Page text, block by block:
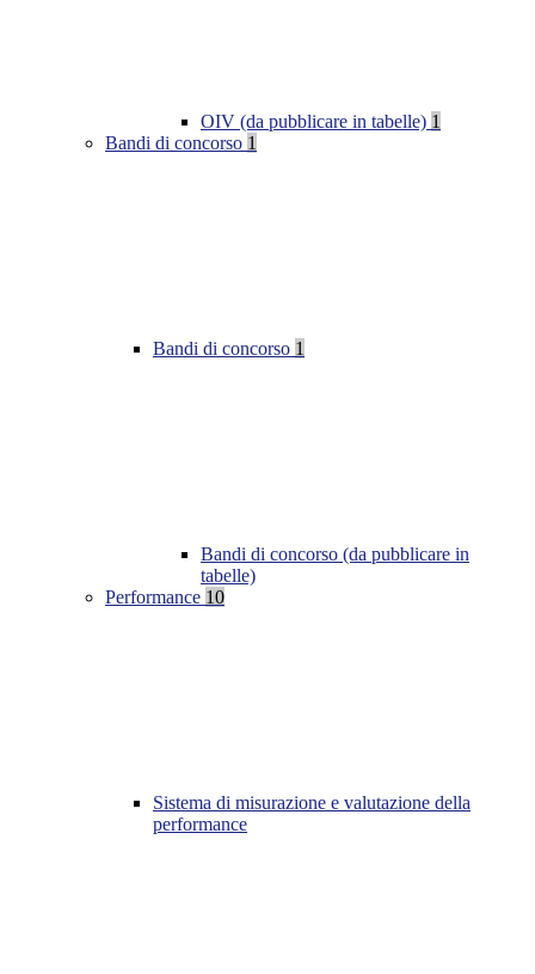
OIV (da pubblicare in tabelle) 1
Bandi di concorso 1
Bandi di concorso 1
Bandi di concorso (da pubblicare in
tabelle)
Performance 10
Sistema di misurazione e valutazione della
performance